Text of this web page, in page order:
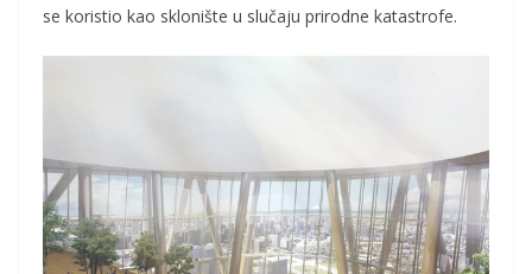
se koristio kao sklonište u slučaju prirodne katastrofe.